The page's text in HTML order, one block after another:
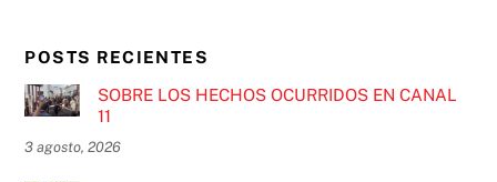
POSTS RECIENTES
SOBRE LOS HECHOS OCURRIDOS EN CANAL
11
3 agosto, 2026